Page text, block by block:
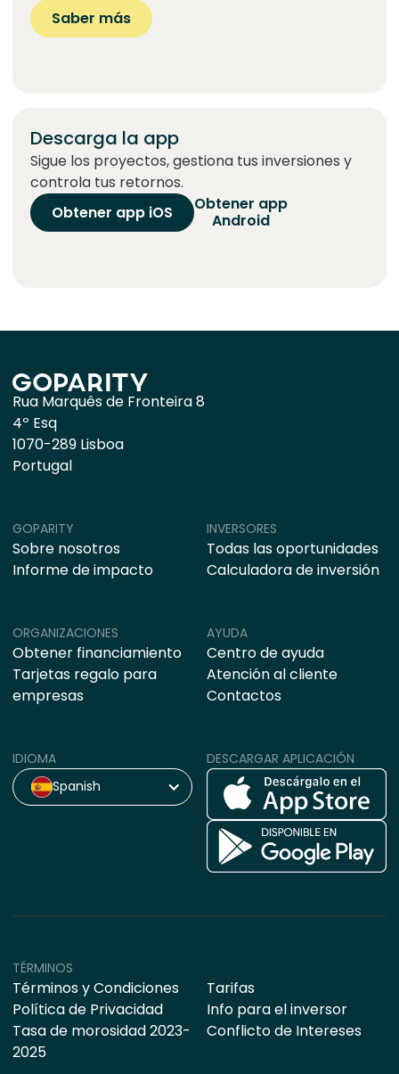
Saber más
Descarga la app
Sigue los proyectos, gestiona tus inversiones y
controla tus retornos.
Obtener app iOS
Obtener app
Android
Rua Marquês de Fronteira 8
4º Esq
1070-289 Lisboa
Portugal
ORGANIZACIONES
Obtener financiamiento
Tarjetas regalo para
empresas
AYUDA
Centro de ayuda
Atención al cliente
Contactos
GOPARITY
Sobre nosotros
Informe de impacto
INVERSORES
Todas las oportunidades
Calculadora de inversión
IDIOMA
Spanish
DESCARGAR APLICACIÓN
TÉRMINOS
Términos y Condiciones
Política de Privacidad
Tasa de morosidad 2023-
2025
Tarifas
Info para el inversor
Conflicto de Intereses